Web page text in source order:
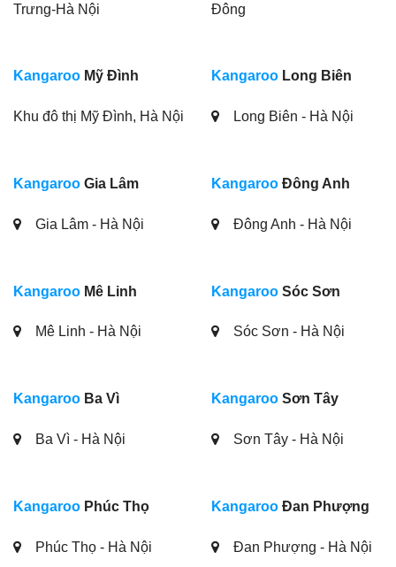
Trưng-Hà Nội
Đông
Kangaroo Mỹ Đình
Khu đô thị Mỹ Đình, Hà Nội
Kangaroo Long Biên
Long Biên - Hà Nội
Kangaroo Gia Lâm
Gia Lâm - Hà Nội
Kangaroo Đông Anh
Đông Anh - Hà Nội
Kangaroo Mê Linh
Mê Linh - Hà Nội
Kangaroo Sóc Sơn
Sóc Sơn - Hà Nội
Kangaroo Ba Vì
Ba Vì - Hà Nội
Kangaroo Sơn Tây
Sơn Tây - Hà Nội
Kangaroo Phúc Thọ
Phúc Thọ - Hà Nội
Kangaroo Đan Phượng
Đan Phượng - Hà Nội